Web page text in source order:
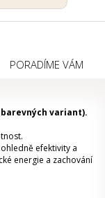
PORADÍME VÁM
barevných variant).
efektivity a
energie a zachování